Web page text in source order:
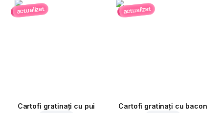
actualizat
Cartofi gratinați cu pui
actualizat
Cartofi gratinați cu bacon